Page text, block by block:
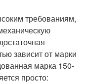
требованиям,
зависит от марки
марка 150-
просто: